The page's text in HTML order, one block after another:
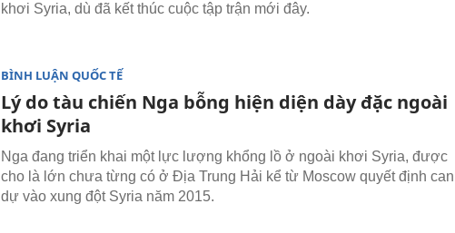
khơi Syria, dù đã kết thúc cuộc tập trận mới đây.
BÌNH LUẬN QUỐC TẾ
Lý do tàu chiến Nga bỗng hiện diện dày đặc ngoài
khơi Syria
Nga đang triển khai một lực lượng khổng lồ ở ngoài khơi Syria, được
cho là lớn chưa từng có ở Địa Trung Hải kể từ Moscow quyết định can
dự vào xung đột Syria năm 2015.